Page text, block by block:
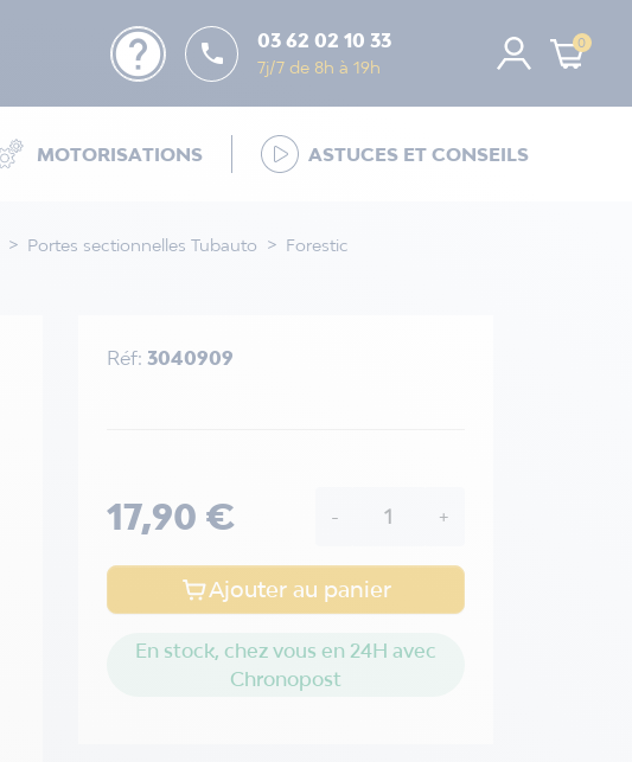
help  03 62 02 10 33
7j/7 de 8h à 19h
0
MOTORISATIONS ASTUCES ET CONSEILS
Portes sectionnelles Tubauto
Forestic
Réf: 3040909
17,90 € - +
Ajouter au panier
En stock, chez vous en 24H avec
Chronopost